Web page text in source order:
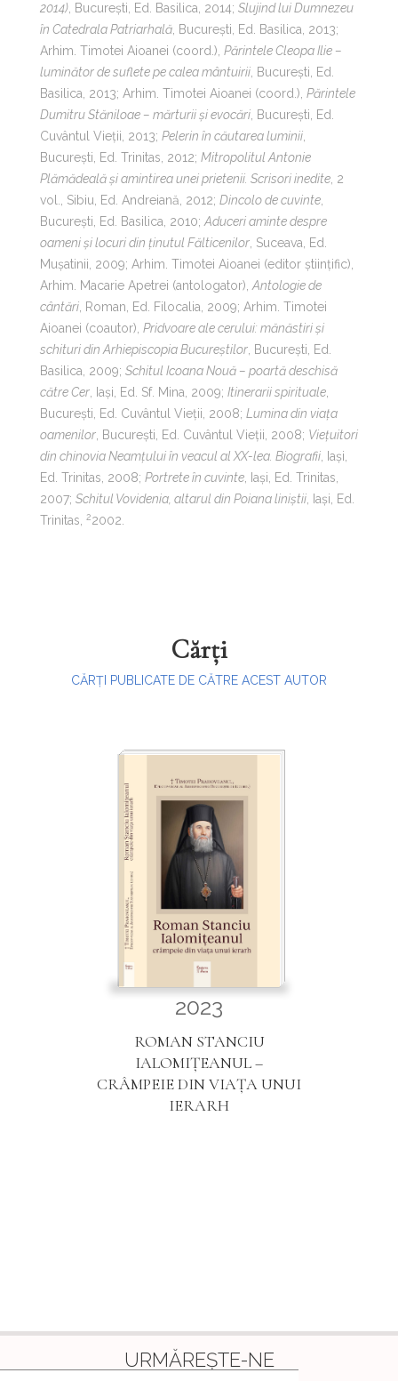
2014), București, Ed. Basilica, 2014; Slujind lui Dumnezeu
în Catedrala Patriarhală, București, Ed. Basilica, 2013;
Arhim. Timotei Aioanei (coord.), Părintele Cleopa Ilie –
luminător de suflete pe calea mântuirii, București, Ed.
Basilica, 2013; Arhim. Timotei Aioanei (coord.), Părintele
Dumitru Stăniloae – mărturii și evocări, București, Ed.
Cuvântul Vieții, 2013; Pelerin în căutarea luminii,
București, Ed. Trinitas, 2012; Mitropolitul Antonie
Plămădeală și amintirea unei prietenii. Scrisori inedite, 2
vol., Sibiu, Ed. Andreiană, 2012; Dincolo de cuvinte,
București, Ed. Basilica, 2010;Aduceri aminte despre
oameni și locuri din ținutul Fălticenilor, Suceava, Ed.
Mușatinii, 2009; Arhim. Timotei Aioanei (editor științific),
Arhim. Macarie Apetrei (antologator),Antologie de
cântări, Roman, Ed. Filocalia, 2009; Arhim. Timotei
Aioanei (coautor), Pridvoare ale cerului: mănăstiri și
schituri din Arhiepiscopia Bucureștilor, București, Ed.
Basilica, 2009; Schitul Icoana Nouă – poartă deschisă
către Cer, Iași, Ed. Sf. Mina, 2009; Itinerarii spirituale,
București, Ed. Cuvântul Vieții, 2008; Lumina din viața
oamenilor, București, Ed. Cuvântul Vieții, 2008; Viețuitori
din chinovia Neamțului în veacul al XX-lea. Biografii, Iași,
Ed. Trinitas, 2008; Portrete în cuvinte, Iași, Ed. Trinitas,
2007; Schitul Vovidenia, altarul din Poiana liniștii, Iași, Ed.
Trinitas, 22002.
Cărți
CĂRȚI PUBLICATE DE CĂTRE ACEST AUTOR
2023
ROMAN STANCIU
IALOMIȚEANUL –
CRÂMPEIE DIN VIAȚA UNUI
IERARH
URMĂREȘTE-NE